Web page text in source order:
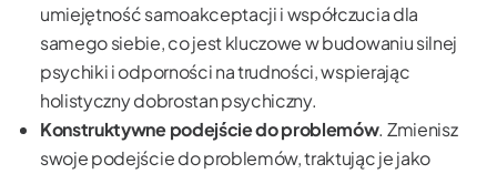
umiejętność samoakceptacji i współczucia dla
samego siebie, co jest kluczowe w budowaniu silnej
psychiki i odporności na trudności, wspierając
holistyczny dobrostan psychiczny.
Konstruktywne podejście do problemów. Zmienisz
swoje podejście do problemów, traktując je jako